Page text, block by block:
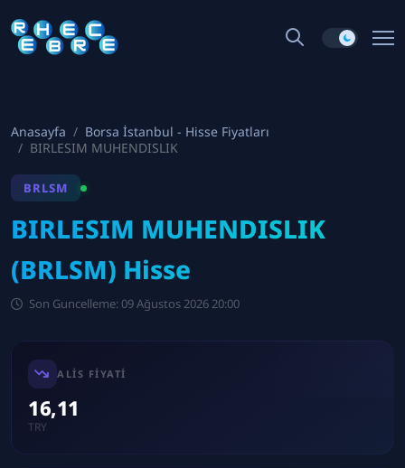
Anasayfa
Borsa İstanbul - Hisse Fiyatları
BIRLESIM MUHENDISLIK
BRLSM
BIRLESIM MUHENDISLIK
(BRLSM) Hisse
Son Guncelleme: 09 Ağustos 2026 20:00
ALIS FIYATI
16,11
TRY